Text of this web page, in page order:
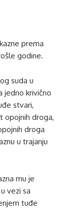
prema
godine.
suda u
jedno krivično
stvari,
opojnih droga,
droga
u trajanju
mu je
vezi sa
tuđe